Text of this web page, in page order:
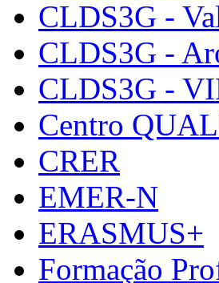
CLDS3G -
CLDS3G -
CLDS3G -
Centro
CRER
EMER-N
ERASMUS+
Formação